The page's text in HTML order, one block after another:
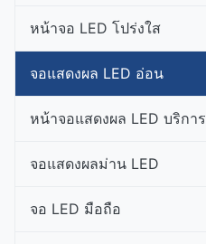
หน้าจอ LED โปร่งใส
จอแสดงผล LED อ่อน
หน้าจอแสดงผล LED บริการ
จอแสดงผลม่าน LED
จอ LED มือถือ